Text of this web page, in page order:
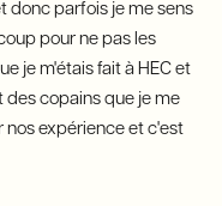
donc parfois je me sens
pour ne pas les
je m'étais fait à HEC et
des copains que je me
nos expérience et c'est